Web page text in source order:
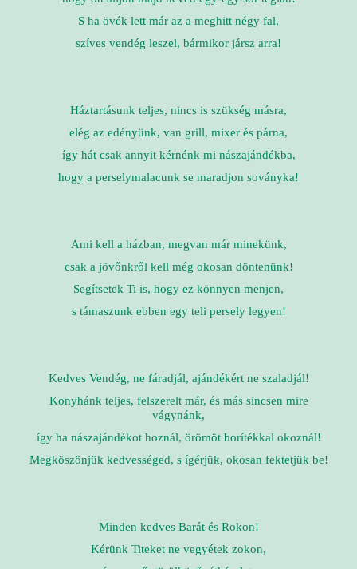
S ha övék lett már az a meghitt négy fal,
szíves vendég leszel, bármikor jársz arra!
Háztartásunk teljes, nincs is szükség másra,
elég az edényünk, van grill, mixer és párna,
így hát csak annyit kérnénk mi nászajándékba,
hogy a perselymalacunk se maradjon soványka!
Ami kell a házban, megvan már minekünk,
csak a jövőnkről kell még okosan döntenünk!
Segítsetek Ti is, hogy ez könnyen menjen,
s támaszunk ebben egy teli persely legyen!
Kedves Vendég, ne fáradjál, ajándékért ne szaladjál!
Konyhánk teljes, felszerelt már, és más sincsen mire
vágynánk,
így ha nászajándékot hoznál, örömöt borítékkal okoznál!
Megköszönjük kedvességed, s ígérjük, okosan fektetjük be!
Minden kedves Barát és Rokon!
Kérünk Titeket ne vegyétek zokon,